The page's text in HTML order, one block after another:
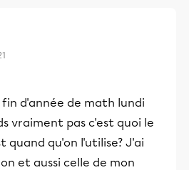
d'année de math lundi
vraiment pas c'est quoi le
quand qu'on l'utilise? J'ai
et aussi celle de mon